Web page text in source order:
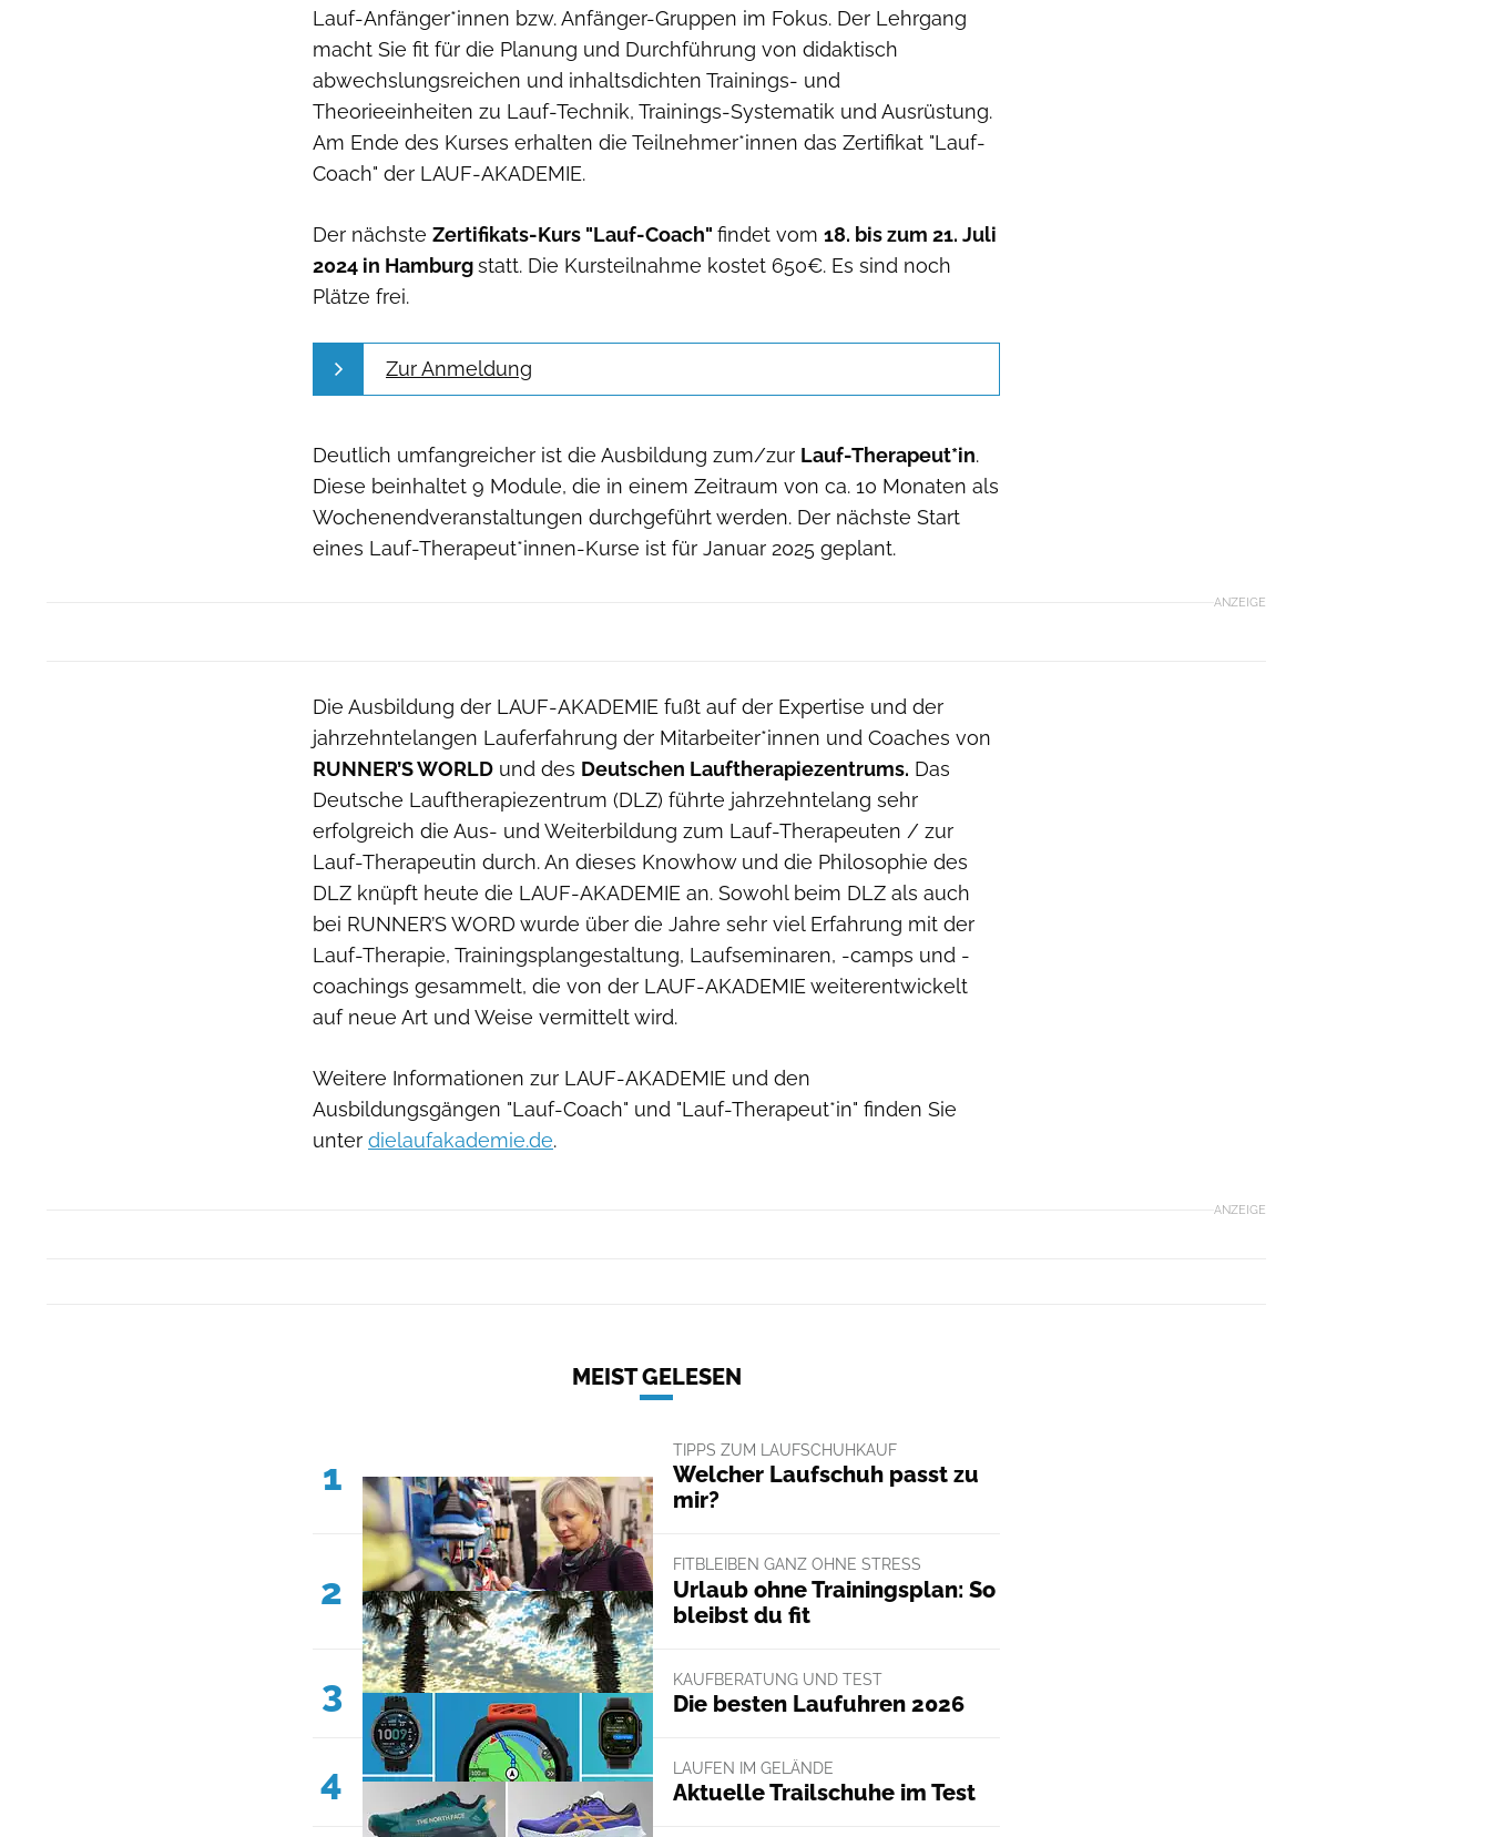
Lauf-Anfänger*innen bzw. Anfänger-Gruppen im Fokus. Der Lehrgang
macht Sie fit für die Planung und Durchführung von didaktisch
abwechslungsreichen und inhaltsdichten Trainings- und
Theorieeinheiten zu Lauf-Technik, Trainings-Systematik und Ausrüstung.
Am Ende des Kurses erhalten die Teilnehmer*innen das Zertifikat "Lauf-
Coach" der LAUF-AKADEMIE.
Der nächste Zertifikats-Kurs "Lauf-Coach" findet vom 18. bis zum 21. Juli
2024 in Hamburgstatt. Die Kursteilnahme kostet 650€. Es sind noch
Plätze frei.
Zur Anmeldung
Deutlich umfangreicher ist die Ausbildung zum/zur Lauf-Therapeut*in.
Diese beinhaltet 9 Module, die in einem Zeitraum von ca. 10 Monaten als
Wochenendveranstaltungen durchgeführt werden. Der nächste Start
eines Lauf-Therapeut*innen-Kurse ist für Januar 2025 geplant.
ANZEIGE
Die Ausbildung der LAUF-AKADEMIE fußt auf der Expertise und der
jahrzehntelangen Lauferfahrung der Mitarbeiter*innen und Coaches von
RUNNER’S WORLD und des Deutschen Lauftherapiezentrums. Das
Deutsche Lauftherapiezentrum (DLZ) führte jahrzehntelang sehr
erfolgreich die Aus- und Weiterbildung zum Lauf-Therapeuten / zur
Lauf-Therapeutin durch. An dieses Knowhow und die Philosophie des
DLZ knüpft heute die LAUF-AKADEMIE an. Sowohl beim DLZ als auch
bei RUNNER’S WORD wurde über die Jahre sehr viel Erfahrung mit der
Lauf-Therapie, Trainingsplangestaltung, Laufseminaren, -camps und -
coachings gesammelt, die von der LAUF-AKADEMIE weiterentwickelt
auf neue Art und Weise vermittelt wird.
Weitere Informationen zur LAUF-AKADEMIE und den
Ausbildungsgängen "Lauf-Coach" und "Lauf-Therapeut*in" finden Sie
unter dielaufakademie.de.
ANZEIGE
MEIST GELESEN
1
TIPPS ZUM LAUFSCHUHKAUF
Welcher Laufschuh passt zu
mir?
2
FITBLEIBEN GANZ OHNE STRESS
Urlaub ohne Trainingsplan: So
bleibst du fit
3 KAUFBERATUNG UND TEST
Die besten Laufuhren 2026
4 LAUFEN IM GELÄNDE
Aktuelle Trailschuhe im Test